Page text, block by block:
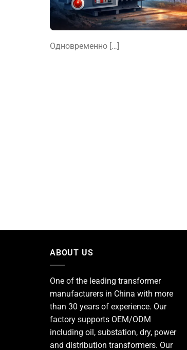
Одновременно […]
ABOUT US
One of the leading transformer
manufacturers in China with more
than 30 years of experience. Our
factory supports OEM/ODM
including oil, substation, dry, power
and distribution transformers. Our